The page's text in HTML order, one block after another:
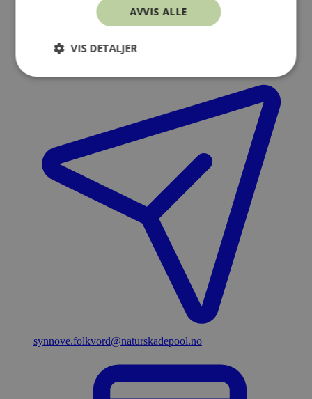
Synnøve Bjerved Folkvord
Skadesjef i Norsk naturskadepool
synnove.folkvord​@naturskadepool.no
AVVIS ALLE
VIS DETALJER